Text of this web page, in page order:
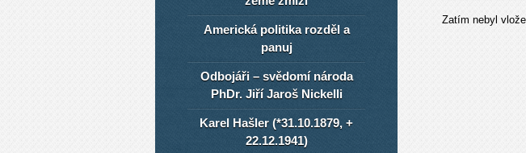
Zatím nebyl
Americká politika rozděl a
panuj
Odbojáři – svědomí národa
PhDr. Jiří Jaroš Nickelli
Karel Hašler (*31.10.1879, +
22.12.1941)